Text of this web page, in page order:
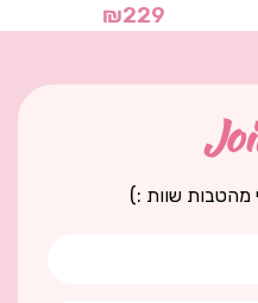
₪229
מהטבות שוות :)